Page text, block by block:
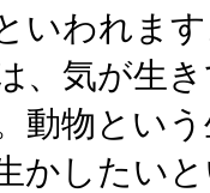
いわれま
、気が生
動物とい
かしたい